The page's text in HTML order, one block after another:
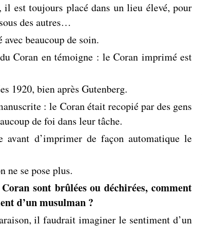
il est toujours placé dans un lieu élevé, pour
des autres…
beaucoup de soin.
­Coran en témoigne : le Coran imprimé est
1920, bien après ­Gutenberg.
: le Coran était recopié par des gens
de foi dans leur tâche.
avant d’imprimer de façon automatique le
ne se pose plus.
sont brûlées ou déchirées, comment
d’un musulman ?
il faudrait imaginer le sentiment d’un